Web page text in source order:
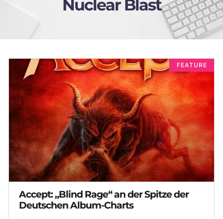
Nuclear Blast
FEATURE
Accept: „Blind Rage“ an der Spitze der
Deutschen Album-Charts